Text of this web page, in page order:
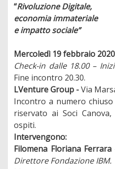
“Rivoluzione Digitale,
economia immateriale
e impatto sociale”
Mercoledì 19 febbraio 2020
Check-in dalle 18.00 –
Fine incontro 20.30.
LVenture Group -Via
Incontro a numero
riservato ai Soci
ospiti.
Intervengono:
Filomena Floriana Ferrara
Direttore Fondazione IBM.